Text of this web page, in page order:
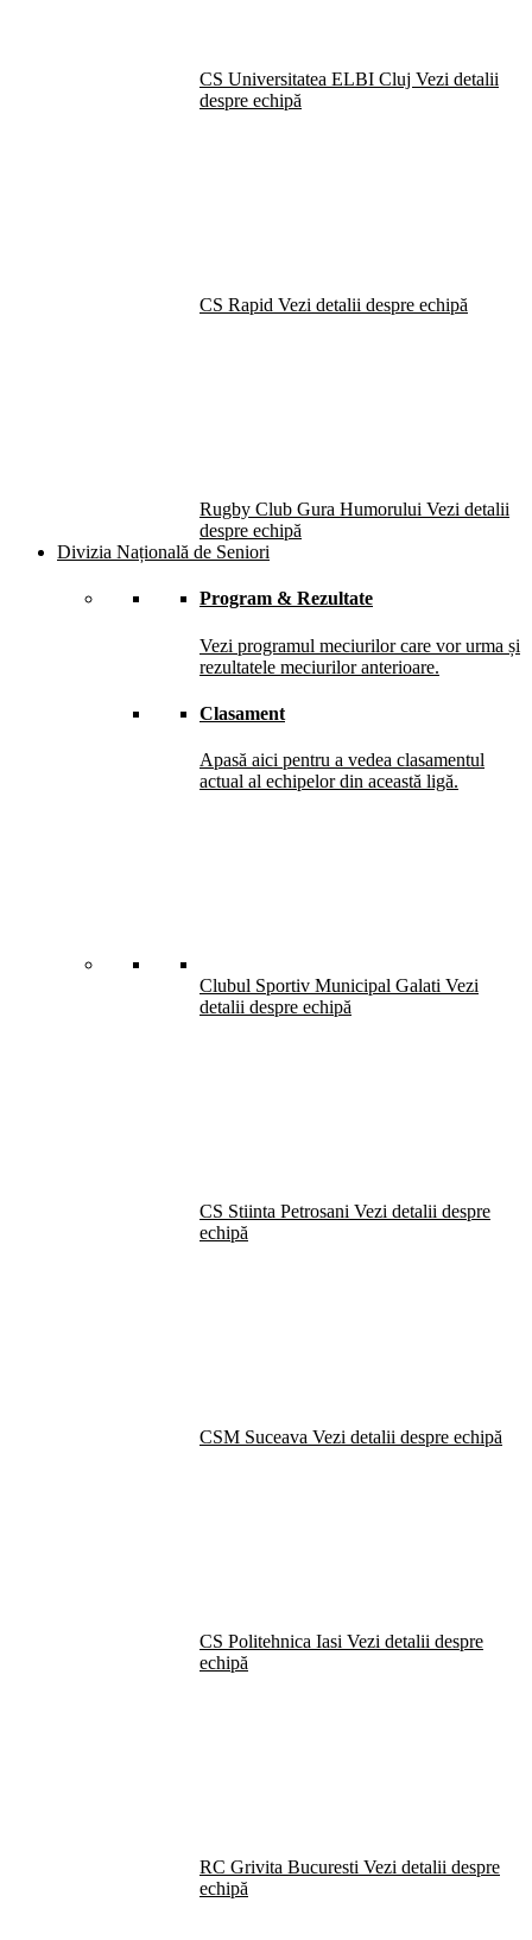
CS Universitatea ELBI Cluj Vezi detalii
despre echipă
CS Rapid Vezi detalii despre echipă
Rugby Club Gura Humorului Vezi detalii
despre echipă
Divizia Națională de Seniori
Program & Rezultate
Vezi programul meciurilor care vor urma și
rezultatele meciurilor anterioare.
Clasament
Apasă aici pentru a vedea clasamentul
actual al echipelor din această ligă.
Clubul Sportiv Municipal Galati Vezi
detalii despre echipă
CS Stiinta Petrosani Vezi detalii despre
echipă
CSM Suceava Vezi detalii despre echipă
CS Politehnica Iasi Vezi detalii despre
echipă
RC Grivita Bucuresti Vezi detalii despre
echipă